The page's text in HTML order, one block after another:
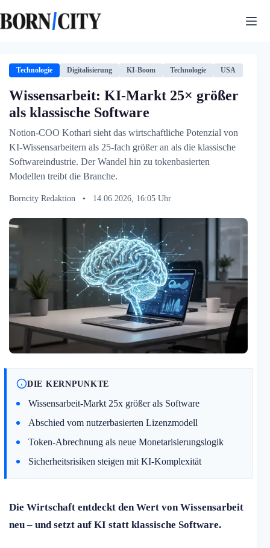
Inhalt
springen
Technologie Digitalisierung KI-Boom Technologie USA
Wissensarbeit: KI-Markt 25× größer
als klassische Software
Notion-COO Kothari sieht das wirtschaftliche Potenzial von
KI-Wissensarbeitern als 25-fach größer an als die klassische
Softwareindustrie. Der Wandel hin zu tokenbasierten
Modellen treibt die Branche.
Borncity Redaktion • 14.06.2026, 16:05 Uhr
DIE KERNPUNKTE
Wissensarbeit-Markt 25x größer als Software
Abschied vom nutzerbasierten Lizenzmodell
Token-Abrechnung als neue Monetarisierungslogik
Sicherheitsrisiken steigen mit KI-Komplexität
Die Wirtschaft entdeckt den Wert von Wissensarbeit
neu – und setzt auf KI statt klassische Software.